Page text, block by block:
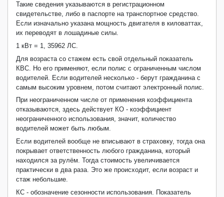
Такие сведения указываются в регистрационном
свидетельстве, либо в паспорте на транспортное средство.
Если изначально указана мощность двигателя в киловаттах,
их переводят в лошадиные силы.
1 кВт = 1, 35962 ЛС.
Для возраста со стажем есть свой отдельный показатель
КВС. Но его применяют, если полис с ограниченным числом
водителей. Если водителей несколько - берут гражданина с
самым высоким уровнем, потом считают электронный полис.
При неограниченном числе от применения коэффициента
отказываются, здесь действует КО - коэффициент
неограниченного использования, значит, количество
водителей может быть любым.
Если водителей вообще не вписывают в страховку, тогда она
покрывает ответственность любого гражданина, который
находился за рулём. Тогда стоимость увеличивается
практически в два раза. Это же происходит, если возраст и
стаж небольшие.
КС - обозначение сезонности использования. Показатель